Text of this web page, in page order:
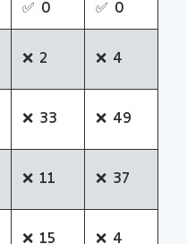
✅ 0 ✅ 0
❌ 2 ❌ 4
❌ 33 ❌ 49
❌ 11 ❌ 37
❌ 15 ❌ 4